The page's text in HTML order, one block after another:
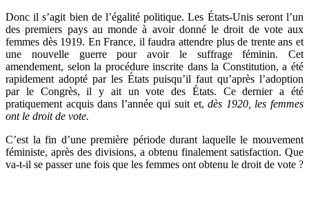
Donc il s’agit bien de l’égalité politique. Les États-Unis seront l’un
des premiers pays au monde à avoir donné le droit de vote aux
femmes dès 1919. En France, il faudra attendre plus de trente ans et
une nouvelle guerre pour avoir le suffrage féminin. Cet
amendement, selon la procédure inscrite dans la Constitution, a été
rapidement adopté par les États puisqu’il faut qu’après l’adoption
par le Congrès, il y ait un vote des États. Ce dernier a été
pratiquement acquis dans l’année qui suit et,dès 1920, les femmes
ont le droit de vote.
C’est la fin d’une première période durant laquelle le mouvement
féministe, après des divisions, a obtenu finalement satisfaction. Que
va-t-il se passer une fois que les femmes ont obtenu le droit de vote ?